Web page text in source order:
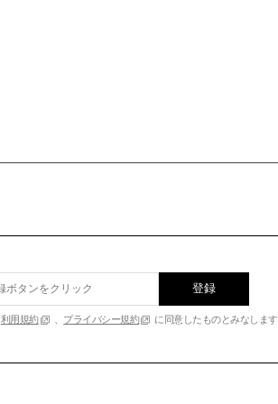
登録
利用規約 、 プライバシー規約 に同意したものとみなします